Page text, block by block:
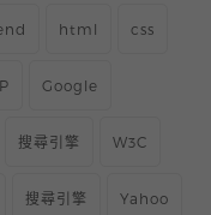
html css
Google
搜尋引擎 W3C
搜尋引擎 Yahoo